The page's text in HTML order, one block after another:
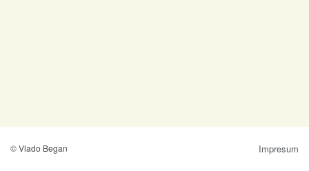
Impresum
© Vlado Began